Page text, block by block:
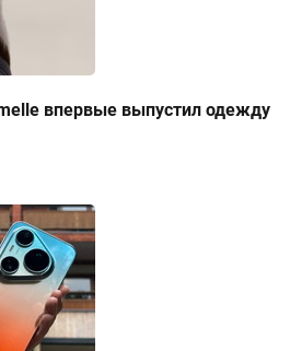
впервые выпустил одежду